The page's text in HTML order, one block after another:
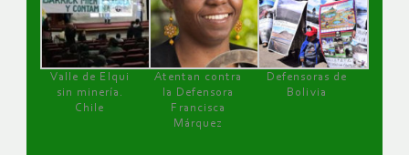
Valle de Elqui
sin minería.
Chile
Atentan contra
la Defensora
Francisca
Márquez
Defensoras de
Bolivia